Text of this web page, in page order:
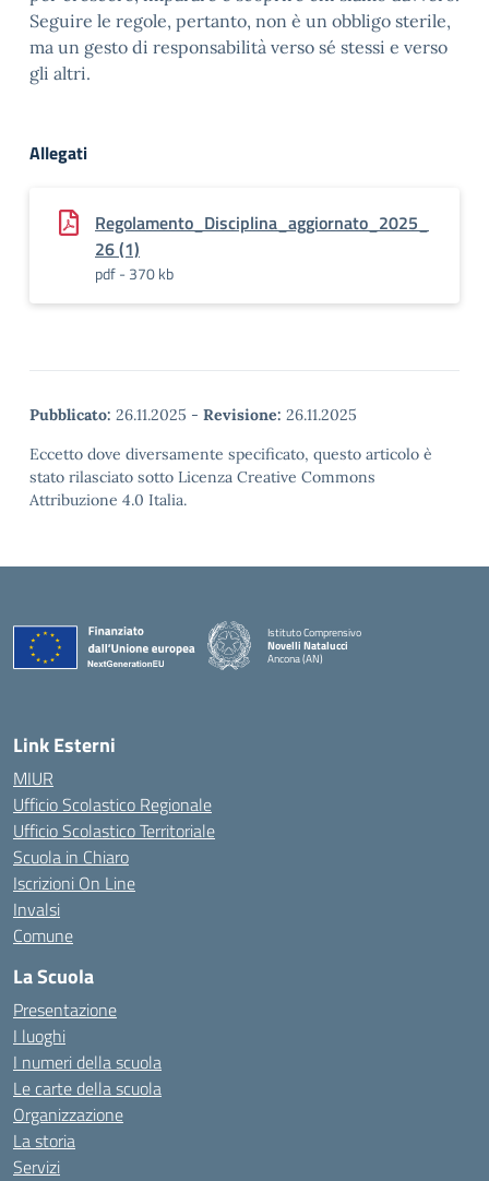
Seguire le regole, pertanto, non è un obbligo sterile,
ma un gesto di responsabilità verso sé stessi e verso
gli altri.
Allegati
Regolamento_Disciplina_aggiornato_2025_
26 (1)
pdf - 370 kb
Pubblicato: 26.11.2025 - Revisione: 26.11.2025
Eccetto dove diversamente specificato, questo articolo è
stato rilasciato sotto Licenza Creative Commons
Attribuzione 4.0 Italia.
Istituto Comprensivo
Novelli Natalucci
Ancona (AN)
Link Esterni
MIUR
Ufficio Scolastico Regionale
Ufficio Scolastico Territoriale
Scuola in Chiaro
Iscrizioni On Line
Invalsi
Comune
La Scuola
Presentazione
I luoghi
I numeri della scuola
Le carte della scuola
Organizzazione
La storia
Servizi